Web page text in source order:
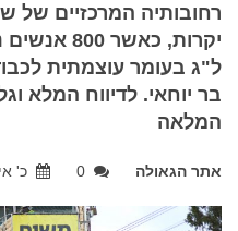
רחובותיה המרכזיים של
יקרות,
ל"ג בעומר עוצמתית
בר יוחאי. לדיווח המלא
המלאה
אתר הגאולה 0 כ' אייר